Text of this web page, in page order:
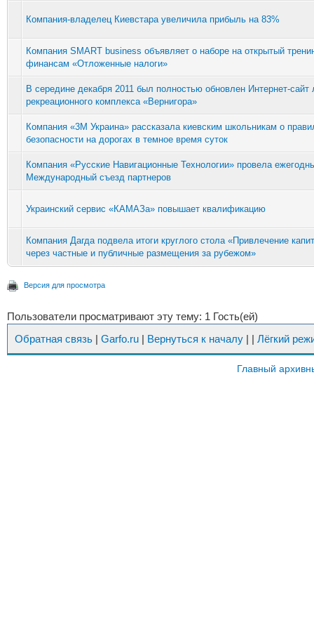
Компания-владелец Киевстара увеличила прибыль на 83%
Компания SMART business объявляет о наборе на открытый
финансам «Отложенные налоги»
В середине декабря 2011 был полностью обновлен Интернет-сайт
рекреационного комплекса «Вернигора»
Компания «3М Украина» рассказала киевским школьникам о
безопасности на дорогах в темное время суток
Компания «Русские Навигационные Технологии» провела
Международный съезд партнеров
Украинский сервис «КАМАЗа» повышает квалификацию
Компания Дагда подвела итоги круглого стола «Привлечение
через частные и публичные размещения за рубежом»
Версия для просмотра
Пользователи просматривают эту тему: 1 Гость(ей)
Обратная связь | Garfo.ru | Вернуться к началу | | Лёгкий
Главный